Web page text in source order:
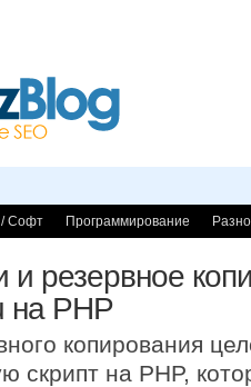
/ Софт Программирование
и резервное
на PHP
копирования
скрипт на PHP,